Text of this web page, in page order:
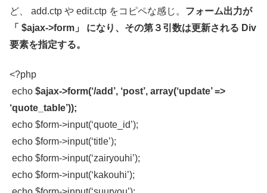
ど、 add.ctp や edit.ctp をコピペな感じ。 フォーム出力が
「 $ajax->form」 になり、その第３引数は更新される Div
要素を指定する。
<?php
echo $ajax->form(‘/add’, ‘post’, array(‘update’ =>
‘quote_table’));
echo $form->input(‘quote_id’);
echo $form->input(‘title’);
echo $form->input(‘zairyouhi’);
echo $form->input(‘kakouhi’);